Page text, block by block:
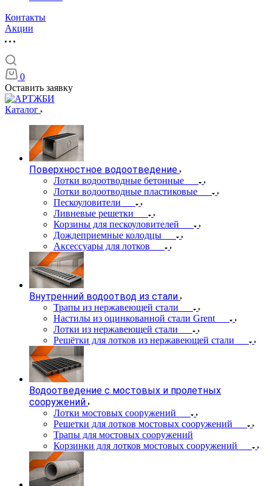
Контакты
Акции
0
Оставить заявку
Каталог
Поверхностное водоотведение
Лотки водоотводные бетонные
Лотки водоотводные пластиковые
Пескоуловители
Ливневые решетки
Корзины для пескоуловителей
Дождеприемные колодцы
Аксессуары для лотков
Внутренний водоотвод из стали
Трапы из нержавеющей стали
Настилы из оцинкованной стали Grent
Лотки из нержавеющей стали
Решётки для лотков из нержавеющей стали
Водоотведение с мостовых и пролетных
сооружений
Лотки мостовых сооружений
Решетки для лотков мостовых сооружений
Трапы для мостовых сооружений
Корзинки для лотков мостовых сооружений